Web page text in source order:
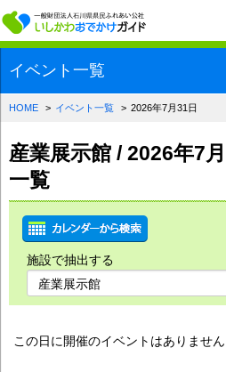
一般
イベント一覧
HOME イベント一覧 2026年7月31日
産業展示館 / 2026年7
一覧
施設で抽出する
この日に開催のイベントはありません